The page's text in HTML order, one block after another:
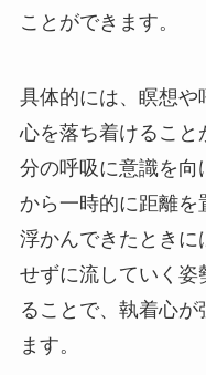
ことができます。
具体的には、瞑想や
心を落ち着けること
分の呼吸に意識を
から一時的に距離
浮かんできたときに
せずに流していく姿
ることで、執着心が
ます。